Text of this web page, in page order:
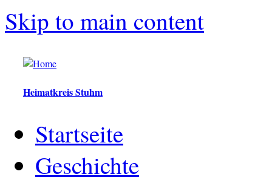
Skip to main content
Heimatkreis Stuhm
Startseite
Geschichte